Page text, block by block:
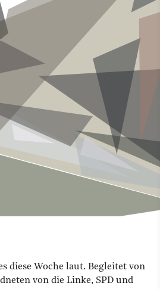
diese Woche laut. Begleitet von
von die Linke, SPD und